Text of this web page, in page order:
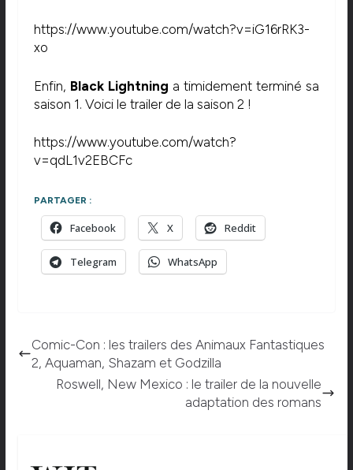
https://www.youtube.com/watch?v=iG16rRK3-
xo
Enfin, Black Lightning a timidement terminé sa
saison 1. Voici le trailer de la saison 2 !
https://www.youtube.com/watch?
v=qdL1v2EBCFc
PARTAGER :
Facebook X Reddit
Telegram WhatsApp
Comic-Con : les trailers des Animaux Fantastiques
2, Aquaman, Shazam et Godzilla
Roswell, New Mexico : le trailer de la nouvelle
adaptation des romans